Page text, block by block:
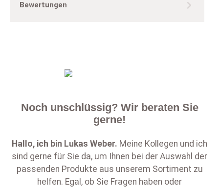
Bewertungen
Noch unschlüssig? Wir beraten Sie
gerne!
Hallo, ich bin Lukas Weber. Meine Kollegen und ich
sind gerne für Sie da, um Ihnen bei der Auswahl der
passenden Produkte aus unserem Sortiment zu
helfen. Egal, ob Sie Fragen haben oder